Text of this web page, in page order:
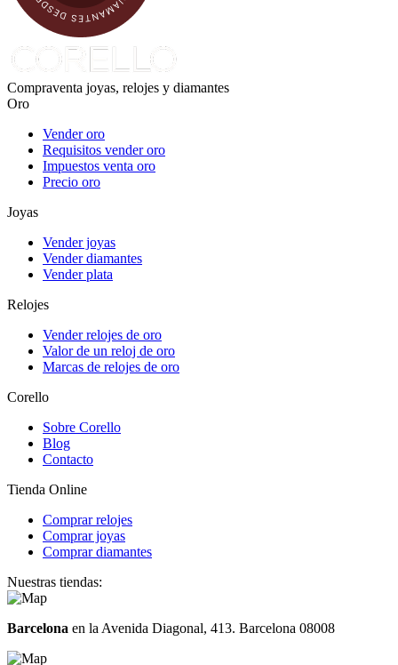
Compraventa joyas, relojes y diamantes
Oro
Vender oro
Requisitos vender oro
Impuestos venta oro
Precio oro
Joyas
Vender joyas
Vender diamantes
Vender plata
Relojes
Vender relojes de oro
Valor de un reloj de oro
Marcas de relojes de oro
Corello
Sobre Corello
Blog
Contacto
Tienda Online
Comprar relojes
Comprar joyas
Comprar diamantes
Nuestras tiendas:
Barcelona en la Avenida Diagonal, 413. Barcelona 08008